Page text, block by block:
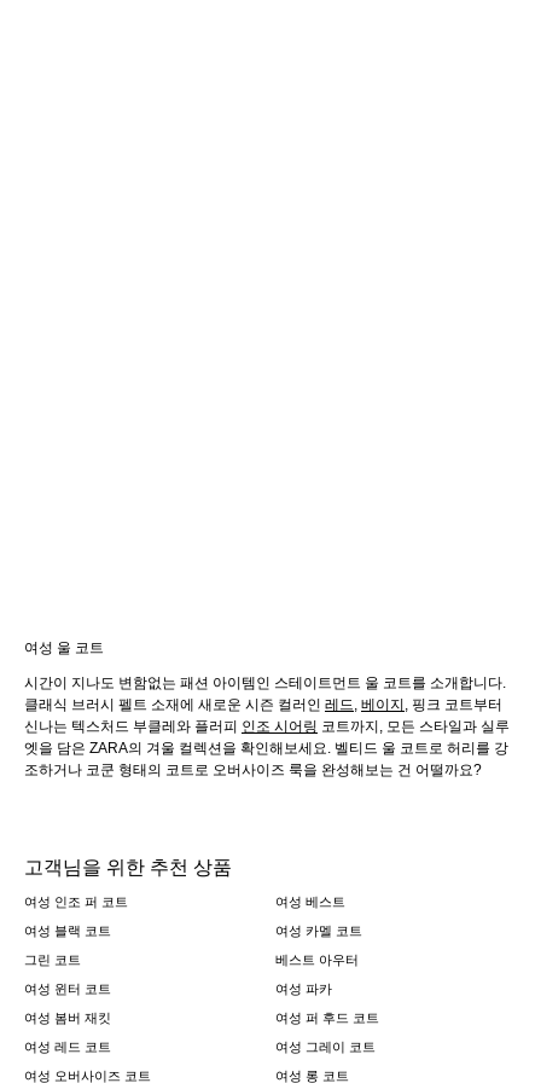
여성 울 코트
시간이 지나도 변함없는 패션 아이템인 스테이트먼트 울 코트를 소개합니다.
클래식 브러시 펠트 소재에 새로운 시즌 컬러인 레드, 베이지 , 핑크 코트부터
신나는 텍스처드 부클레와 플러피 인조 시어링 코트까지, 모든 스타일과 실루
엣을 담은 ZARA의 겨울 컬렉션을 확인해보세요. 벨티드 울 코트로 허리를 강
조하거나 코쿤 형태의 코트로 오버사이즈 룩을 완성해보는 건 어떨까요?
고객님을 위한 추천 상품
여성 인조 퍼 코트
여성 베스트
여성 블랙 코트
여성 카멜 코트
그린 코트
베스트 아우터
여성 윈터 코트
여성 파카
여성 봄버 재킷
여성 퍼 후드 코트
여성 레드 코트
여성 그레이 코트
여성 오버사이즈 코트
여성 롱 코트